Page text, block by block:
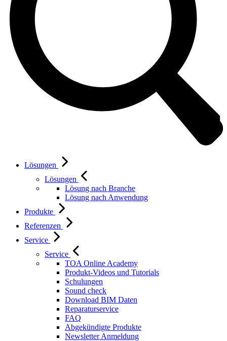
Lösungen
Lösungen
Lösung nach Branche
Lösung nach Anwendung
Produkte
Referenzen
Service
Service
TOA Online Academy
Produkt-Videos und Tutorials
Schulungen
Sound check
Download BIM Daten
Reparaturservice
FAQ
Abgekündigte Produkte
Newsletter Anmeldung